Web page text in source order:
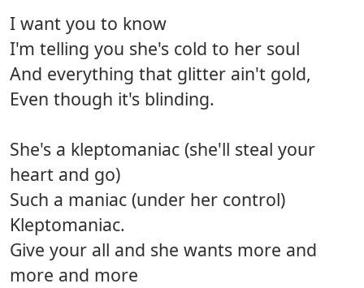
I want you to know
I'm telling you she's cold to her soul
And everything that glitter ain't gold,
Even though it's blinding.
She's a kleptomaniac (she'll steal your
heart and go)
Such a maniac (under her control)
Kleptomaniac.
Give your all and she wants more and
more and more